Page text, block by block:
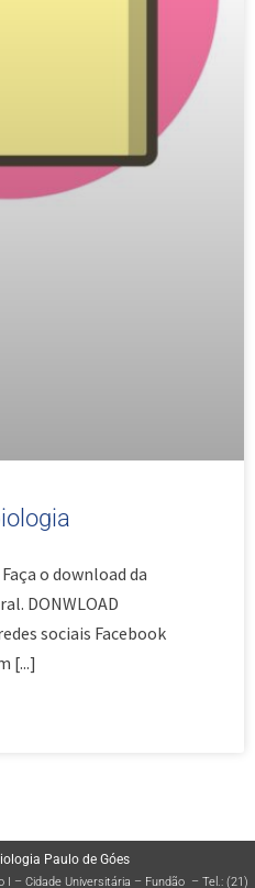
o download da
DONWLOAD
sociais Facebook
[...]
Paulo de Góes
I – Cidade Universitária – Fundão – Tel.: (21)